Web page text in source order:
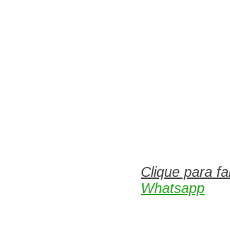
Clique para
Whatsapp